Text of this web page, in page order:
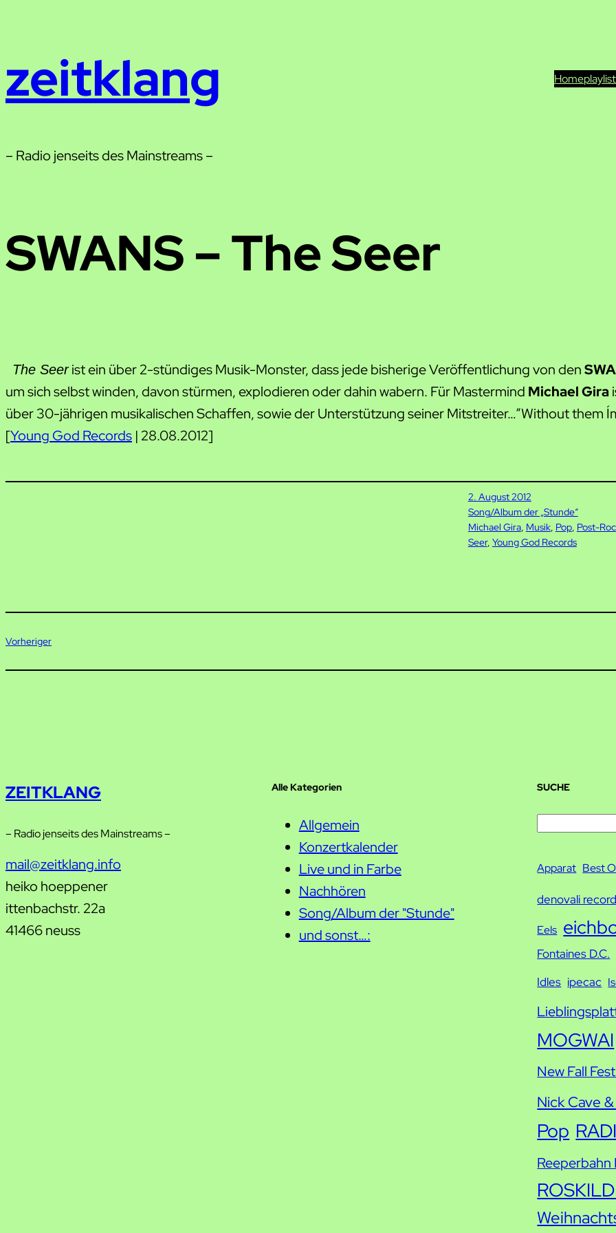
zeitklang Home
– Radio jenseits des Mainstreams –
SWANS – The Seer
The Seerist ein über 2-stündiges Musik-Monster, dass jede bisherige Veröffentlichung von den
um sich selbst winden, davon stürmen, explodieren oder dahin wabern. Für Mastermind Michael Gira
über 30-jährigen musikalischen Schaffen, sowie der Unterstützung seiner Mitstreiter…“Without them
[Young God Records | 28.08.2012]
2. August 2012
Song/Album der „Stunde“
Michael Gira, Musik, Pop, Post-
Seer, Young God Records
Vorheriger
ZEITKLANG
– Radio jenseits des Mainstreams –
mail@zeitklang.info
heiko hoeppener
ittenbachstr. 22a
41466 neuss
Alle Kategorien
Allgemein
Konzertkalender
Live und in Farbe
Nachhören
Song/Album der "Stunde"
und sonst…:
SUCHE
c
Apparat Best
denovali
Eels
Fontaines D.C.
Idles ipecac
MOGWAI
New Fall
Nick Cave
Pop
Reeperbahn